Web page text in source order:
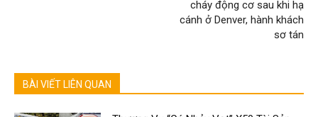
cháy động cơ sau khi hạ
cánh ở Denver, hành khách
sơ tán
BÀI VIẾT LIÊN QUAN